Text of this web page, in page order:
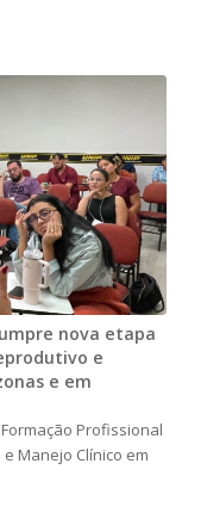
nova etapa
e
e em
Profissional
Manejo Clínico em